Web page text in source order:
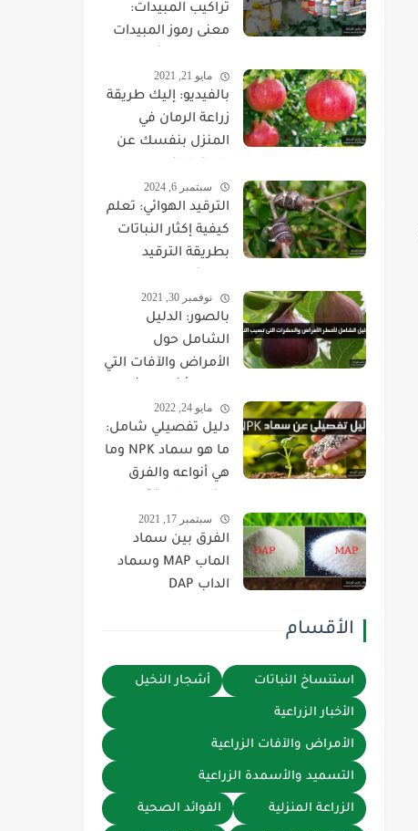
تراكيب المبيدات:
معنى رموز المبيدات
وطريقة استخدامها
بالتفصيل
مايو 21, 2021
بالفيديو: إليك طريقة
زراعة الرمان في
المنزل بنفسك عن
والشتلات
سبتمبر 6, 2024
الترقيد الهوائي: تعلم
كيفية إكثار النباتات
بطريقة الترقيد
نوفمبر 30, 2021
بالصور: الدليل
الشامل حول
الأمراض والآفات التي
التين وكيفية علاجها
والقضاء عليها
مايو 24, 2022
دليل تفصيلي شامل:
ما هو سماد NPK وما
هي أنواعه والفرق
استخدام كل نوع!
سبتمبر 17, 2021
الفرق بين سماد
الماب MAP وسماد
الداب DAP
الأقسام
استنساخ النباتات أشجار النخيل
الأخبار الزراعية
الأمراض والآفات الزراعية
التسميد والأسمدة الزراعية
الزراعة المنزلية الفوائد الصحية